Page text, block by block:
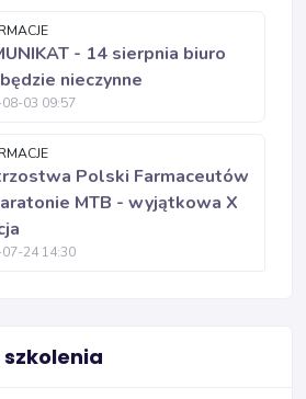
- 14 sierpnia biuro
nieczynne
03 09:57
Polski Farmaceutów
MTB - wyjątkowa X
24 14:30